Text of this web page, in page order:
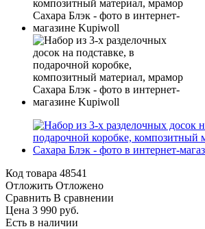
Код товара 48541
Отложить Отложено
Сравнить В сравнении
Цена 3 990 руб.
Есть в наличии